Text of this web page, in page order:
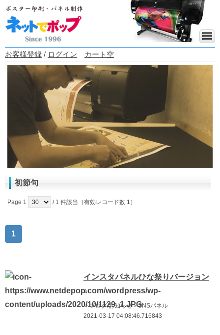
お客様登録 / ログイン カート空
初節句
Page 1 / 1 件該当（有効レコード数 1）
1
インスタパネルひな祭りバージョン
♪
＞ブログ/お知らせ＞SNSパネル
2021-03-17 04:08:46.716843